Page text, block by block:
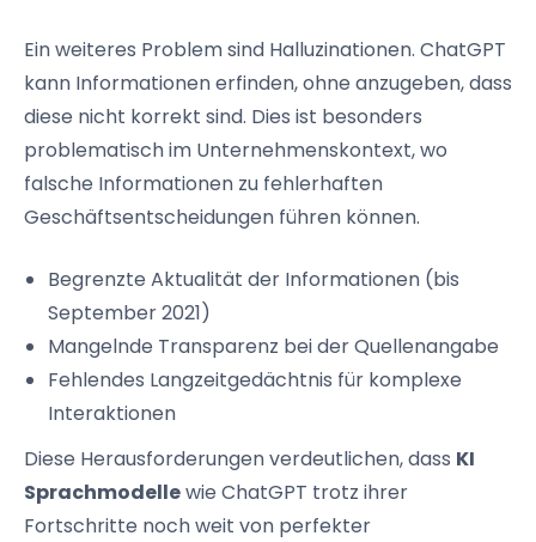
Ein weiteres Problem sind Halluzinationen. ChatGPT
kann Informationen erfinden, ohne anzugeben, dass
diese nicht korrekt sind. Dies ist besonders
problematisch im Unternehmenskontext, wo
falsche Informationen zu fehlerhaften
Geschäftsentscheidungen führen können.
Begrenzte Aktualität der Informationen (bis
September 2021)
Mangelnde Transparenz bei der Quellenangabe
Fehlendes Langzeitgedächtnis für komplexe
Interaktionen
Diese Herausforderungen verdeutlichen, dass KI
Sprachmodellewie ChatGPT trotz ihrer
Fortschritte noch weit von perfekter